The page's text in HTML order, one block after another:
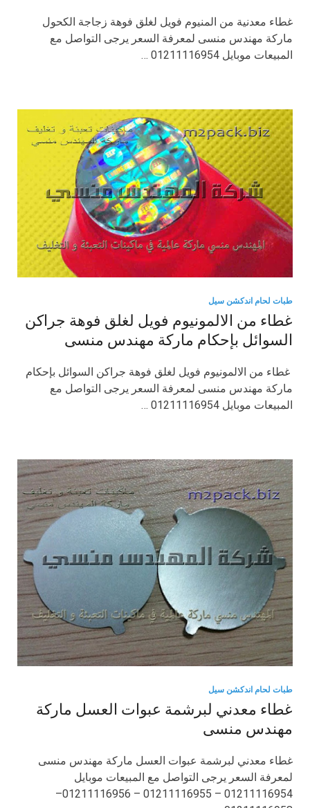
غطاء معدنية من المنيوم فويل لغلق فوهة زجاجة الكحول
ماركة مهندس منسى لمعرفة السعر يرجى التواصل مع
المبيعات موبايل 01211116954 …
طبات لحام اندكشن سيل
غطاء من الالمونيوم فويل لغلق فوهة جراكن
السوائل بإحكام ماركة مهندس منسى
غطاء من الالمونيوم فويل لغلق فوهة جراكن السوائل بإحكام
ماركة مهندس منسى لمعرفة السعر يرجى التواصل مع
المبيعات موبايل 01211116954 …
طبات لحام اندكشن سيل
غطاء معدني لبرشمة عبوات العسل ماركة
مهندس منسى
غطاء معدني لبرشمة عبوات العسل ماركة مهندس منسى
لمعرفة السعر يرجى التواصل مع المبيعات موبايل
01211116954 – 01211116955 – 01211116956–